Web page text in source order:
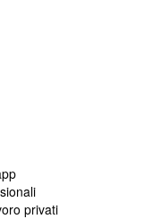
privati